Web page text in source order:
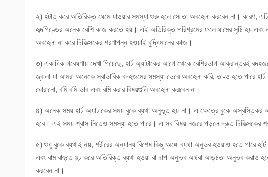
২) হটাত্ করে অতিরিক্ত ঘেমে যাওয়ার সমস্যা শুরু হলে সে তা অবহেলা করবেন না। কারণ,
হৃদপিণ্ডের অনেক বেশি কাজ করতে হয়। এই অতিরিক্ত পরিশ্রমের ফলে ঘামের সৃষ্টি হয়
অবহেলা না করে চিকিত্সকের শরণাপন্ন হওয়াই বুদ্ধিমানের কাজ।
৩) একাধিক গবেষণায় দেখা গিয়েছে, হার্ট অ্যাটাকের আগে থেকে বেশিরভাগ আক্রান্তরই
জ্বালা যা আমরা অনেকে স্বাভাবিক বদহজমের সমস্যা ভেবে অবহেলা করি, তা-ও হতে পারে
ঘোরানো, বমি বমি ভাব এবং বমি করার বিষয়গুলি অবহেলা করবেন না।
৪) অনেক সময় হার্ট অ্যাটাকের সময় বুকে ব্যথা অনুভূত হয় না। এ ক্ষেত্রে বুকে অস্বস্তিকর
হবে। এই সময় শ্বাস নিতেও সমস্যা হতে পারে। এ সব বিষয় নজরে পড়লে দ্রুত চিকিত্সকের
৫) শুধু বুকে ব্যথাই নয়, শরীরের অন্যান্য বিশেষ কিছু অঙ্গে ব্যথা অনুভব হওয়াও হতে পারে
এবং বাম বাহুতে হুট করে অতিরিক্ত ব্যথা হওয়া বা চাপ অনুভব অথবা আড়ষ্টতা অনুভব করাও
করবেন না।